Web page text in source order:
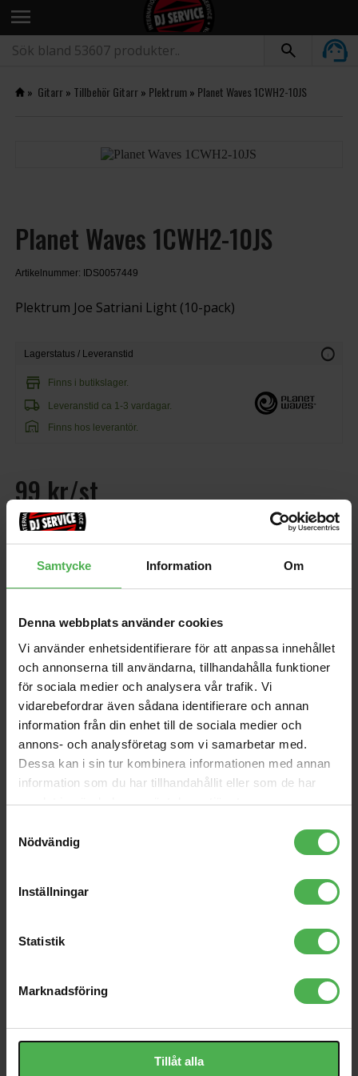
Samtycke Information Om
Denna webbplats använder cookies
Vi använder enhetsidentifierare för att anpassa innehållet
och annonserna till användarna, tillhandahålla funktioner
för sociala medier och analysera vår trafik. Vi
vidarebefordrar även sådana identifierare och annan
information från din enhet till de sociala medier och
annons- och analysföretag som vi samarbetar med.
Dessa kan i sin tur kombinera informationen med annan
information som du har tillhandahållit eller som de har
samlat in när du har använt deras tjänster.
Nödvändig
Inställningar
Statistik
Marknadsföring
Tillåt alla
menu
» Gitarr» Tillbehör Gitarr» Plektrum» Planet Waves 1CWH2-10JS
Planet Waves 1CWH2-10JS
Artikelnummer: IDS0057449
Plektrum Joe Satriani Light (10-pack)
Lagerstatus / Leveranstid info
store Finns i butikslager.
local_shipping Leveranstid ca 1-3 vardagar.
warehouse Finns hos leverantör.
99 kr/st
shopping_cart favorite
Andra som handlade Planet Waves 1CWH2-10JS köpte även
11000
239 kr
M-120
16240
230 kr
24359B
165 kr
Double RCA-RCA Red
149 kr
EB-4603 Strap Blocks,
56 kr
Toslink > Toslink Angled
6.3mm ST Ma > 3.5mm